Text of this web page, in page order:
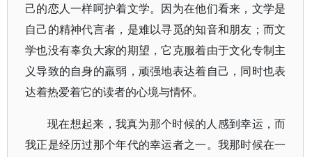
己的恋人一样呵护着文学。因为在他们看来，文学是
自己的精神代言者，是难以寻觅的知音和朋友；而文
学也没有辜负大家的期望，它克服着由于文化专制主
义导致的自身的羸弱，顽强地表达着自己，同时也表
达着热爱着它的读者的心境与情怀。
现在想起来，我真为那个时候的人感到幸运，而
我正是经历过那个年代的幸运者之一。我那时候在一